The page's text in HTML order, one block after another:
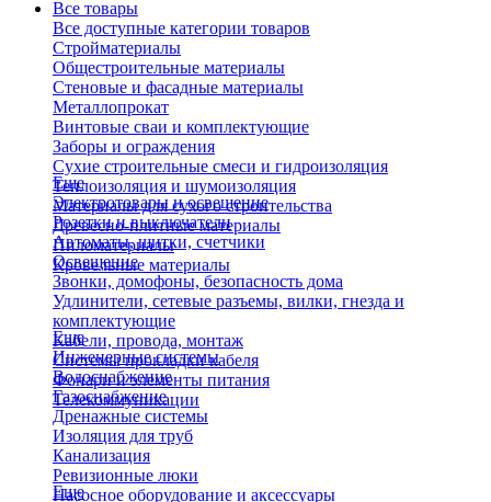
Все товары
Все доступные категории товаров
Стройматериалы
Общестроительные материалы
Стеновые и фасадные материалы
Металлопрокат
Винтовые сваи и комплектующие
Заборы и ограждения
Сухие строительные смеси и гидроизоляция
Теплоизоляция и шумоизоляция
Материалы для сухого строительства
Древесно-плитные материалы
Пиломатериалы
Кровельные материалы
Еще
Электротовары и освещение
Розетки и выключатели
Автоматы, щитки, счетчики
Освещение
Звонки, домофоны, безопасность дома
Удлинители, сетевые разъемы, вилки, гнезда и
комплектующие
Кабели, провода, монтаж
Системы прокладки кабеля
Фонари и элементы питания
Телекоммуникации
Еще
Инженерные системы
Водоснабжение
Газоснабжение
Дренажные системы
Изоляция для труб
Канализация
Ревизионные люки
Насосное оборудование и аксессуары
Еще